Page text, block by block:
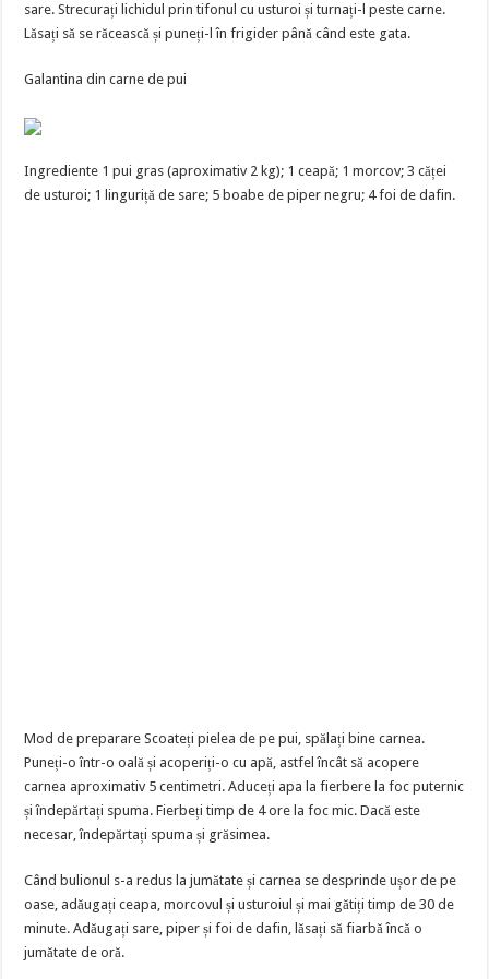
sare. Strecurați lichidul prin tifonul cu usturoi și turnați-l peste carne.
Lăsați să se răcească și puneți-l în frigider până când este gata.
Galantina din carne de pui
Ingrediente 1 pui gras (aproximativ 2 kg); 1 ceapă; 1 morcov; 3 căței
de usturoi; 1 linguriță de sare; 5 boabe de piper negru; 4 foi de dafin.
Mod de preparare Scoateți pielea de pe pui, spălați bine carnea.
Puneți-o într-o oală și acoperiți-o cu apă, astfel încât să acopere
carnea aproximativ 5 centimetri. Aduceți apa la fierbere la foc puternic
și îndepărtați spuma. Fierbeți timp de 4 ore la foc mic. Dacă este
necesar, îndepărtați spuma și grăsimea.
Când bulionul s-a redus la jumătate și carnea se desprinde ușor de pe
oase, adăugați ceapa, morcovul și usturoiul și mai gătiți timp de 30 de
minute. Adăugați sare, piper și foi de dafin, lăsați să fiarbă încă o
jumătate de oră.